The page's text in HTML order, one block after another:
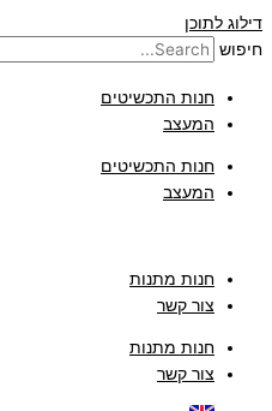
דילוג לתוכן
חיפוש
חנות התכשיטים
המעצב
חנות התכשיטים
המעצב
חנות מתנות
צור קשר
חנות מתנות
צור קשר